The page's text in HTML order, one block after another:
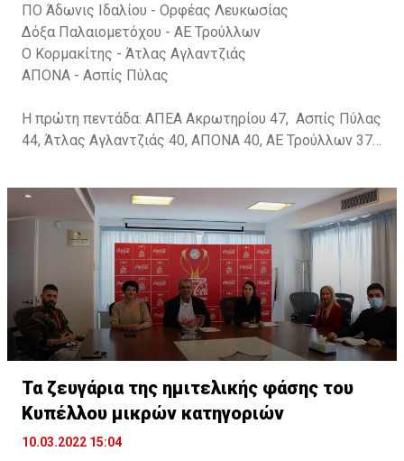
ΠΟ Άδωνις Ιδαλίου - Ορφέας Λευκωσίας
Δόξα Παλαιομετόχου - ΑΕ Τρούλλων
Ο Κορμακίτης - Άτλας Αγλαντζιάς
ΑΠΟΝΑ - Ασπίς Πύλας
Η πρώτη πεντάδα: ΑΠΕΑ Ακρωτηρίου 47, Ασπίς Πύλας
44, Άτλας Αγλαντζιάς 40, ΑΠΟΝΑ 40, ΑΕ Τρούλλων 37
Τα ζευγάρια της ημιτελικής φάσης του
Κυπέλλου μικρών κατηγοριών
10.03.2022 15:04